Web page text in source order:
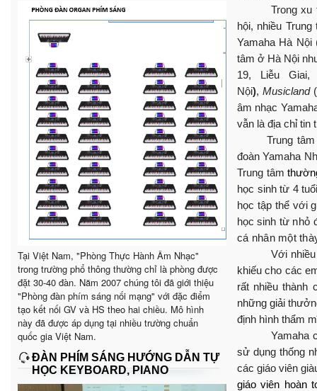
Tại Việt Nam, "Phòng Thực Hành Âm Nhạc"
trong trường phổ thông thường chỉ là phòng được
đặt 30-40 đàn. Năm 2007 chúng tôi đã giới thiệu
"Phòng đàn phím sáng nối mạng" với đặc điểm
tạo kết nối GV và HS theo hai chiều. Mô hình
này đã được áp dụng tại nhiều trường chuẩn
quốc gia Việt Nam.
ĐÀN PHÍM SÁNG HƯỚNG DẪN TỰ
HỌC KEYBOARD, PIANO
Trong xu
hội, nhiều
Yamaha Hà Nội
tâm ở Hà Nội nh
19, Liễu
Nội), Musicland
âm nhạc
vẫn là địa chỉ tin
Trung
đoàn Yamaha
Trung tâm
học sinh từ 4
học tập thể với
học sinh từ nhỏ
cá nhân một
Với
khiếu cho các
rất nhiều thành
những giải
định hình thẩm
Yamaha
sử dụng thống
các giáo viên
giáo viên hoàn